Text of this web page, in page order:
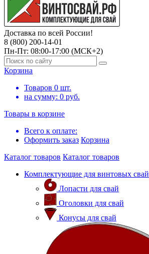
Доставка по всей России!
8 (800) 200-14-01
Пн-Пт: 08:00-17:00 (МСК+2)
Корзина
Товаров 0 шт.
на сумму: 0 руб.
Товары в корзине
Всего к оплате:
Оформить заказ Корзина
Каталог товаров Каталог товаров
Комплектующие для винтовых свай
Лопасти для свай
Оголовки для свай
Конусы для свай